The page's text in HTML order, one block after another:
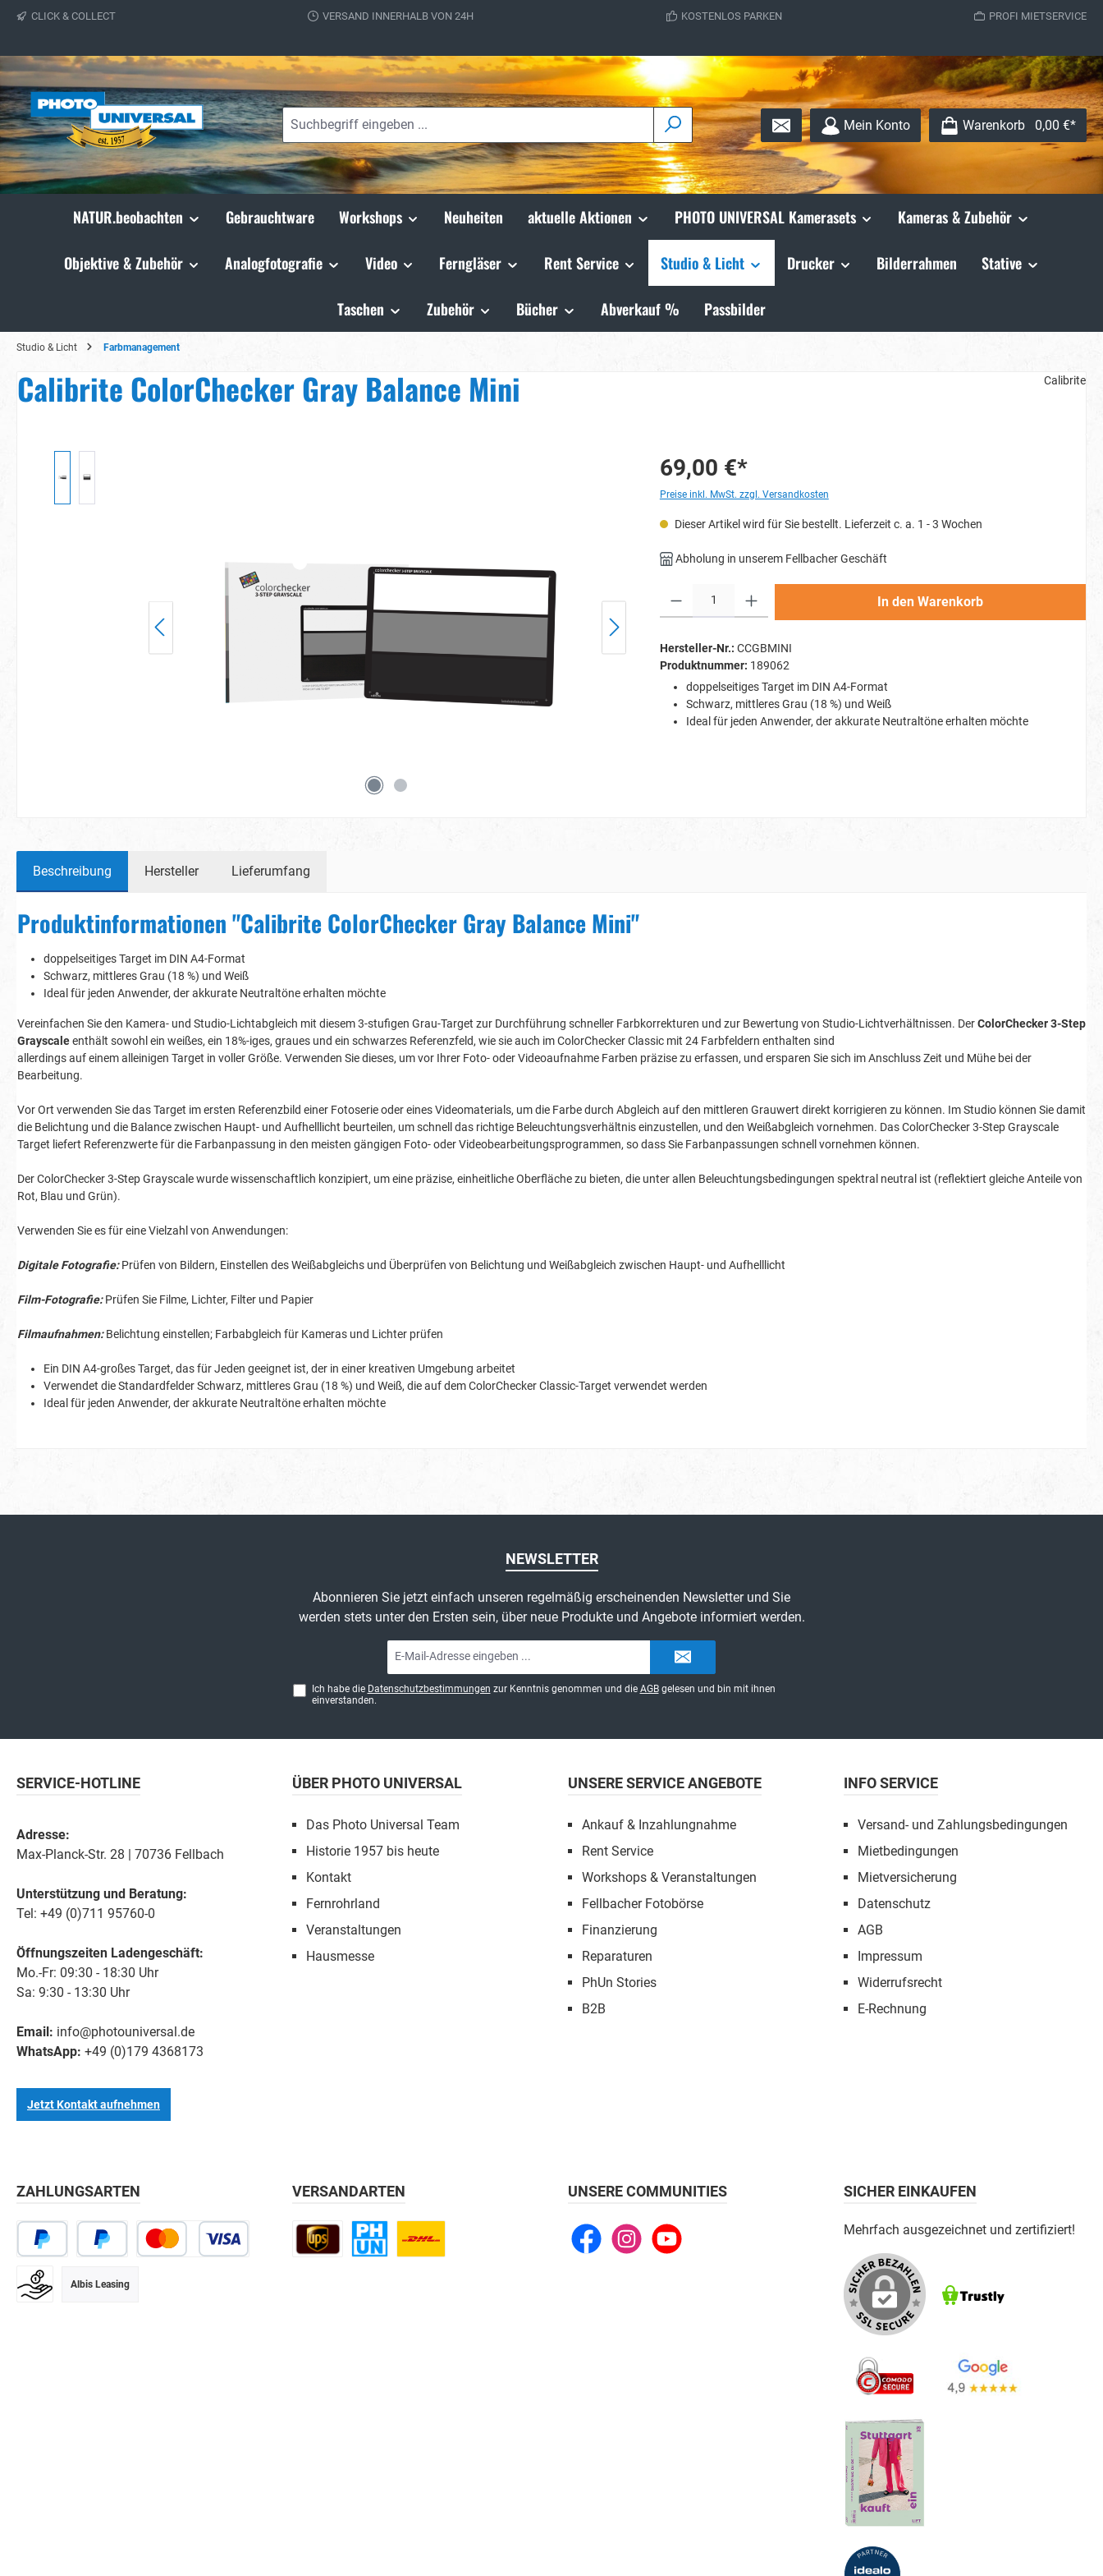
Zur Hauptnavigation springen
CLICK & COLLECT VERSAND INNERHALB VON 24H KOSTENLOS PARKEN PROFI MIETSERVICE
Mein Konto Warenkorb 0,00 €*
NATUR.beobachten Gebrauchtware Workshops Neuheiten aktuelle Aktionen PHOTO UNIVERSAL Kamerasets Kameras & Zubehör
Objektive & Zubehör Analogfotografie Video Ferngläser Rent Service Studio & Licht Drucker Bilderrahmen Stative
Taschen Zubehör Bücher Abverkauf % Passbilder
Studio & Licht Farbmanagement
Calibrite ColorChecker Gray Balance Mini Calibrite
69,00 €*
Preise inkl. MwSt. zzgl. Versandkosten
Dieser Artikel wird für Sie bestellt. Lieferzeit c. a. 1 - 3 Wochen
Abholung in unserem Fellbacher Geschäft
In den Warenkorb
Hersteller-Nr.: CCGBMINI
Produktnummer: 189062
doppelseitiges Target im DIN A4-Format
Schwarz, mittleres Grau (18 %) und Weiß
Ideal für jeden Anwender, der akkurate Neutraltöne erhalten möchte
Beschreibung Hersteller Lieferumfang
Produktinformationen "Calibrite ColorChecker Gray Balance Mini"
doppelseitiges Target im DIN A4-Format
Schwarz, mittleres Grau (18 %) und Weiß
Ideal für jeden Anwender, der akkurate Neutraltöne erhalten möchte
Vereinfachen Sie den Kamera- und Studio-Lichtabgleich mit diesem 3-stufigen Grau-Target zur Durchführung schneller Farbkorrekturen und zur Bewertung von Studio-Lichtverhältnissen. DerColorChecker 3-Step
Grayscaleenthält sowohl ein weißes, ein 18%-iges, graues und ein schwarzes Referenzfeld, wie sie auch im ColorChecker Classic mit 24 Farbfeldern enthalten sind
allerdings auf einem alleinigen Target in voller Größe. Verwenden Sie dieses, um vor Ihrer Foto- oder Videoaufnahme Farben präzise zu erfassen, und ersparen Sie sich im Anschluss Zeit und Mühe bei der
Bearbeitung.
Vor Ort verwenden Sie das Target im ersten Referenzbild einer Fotoserie oder eines Videomaterials, um die Farbe durch Abgleich auf den mittleren Grauwert direkt korrigieren zu können. Im Studio können Sie damit
die Belichtung und die Balance zwischen Haupt- und Aufhelllicht beurteilen, um schnell das richtige Beleuchtungsverhältnis einzustellen, und den Weißabgleich vornehmen. Das ColorChecker 3-Step Grayscale
Target liefert Referenzwerte für die Farbanpassung in den meisten gängigen Foto- oder Videobearbeitungsprogrammen, so dass Sie Farbanpassungen schnell vornehmen können.
Der ColorChecker 3-Step Grayscale wurde wissenschaftlich konzipiert, um eine präzise, einheitliche Oberfläche zu bieten, die unter allen Beleuchtungsbedingungen spektral neutral ist (reflektiert gleiche Anteile von
Rot, Blau und Grün).
Verwenden Sie es für eine Vielzahl von Anwendungen:
Digitale Fotografie:Prüfen von Bildern, Einstellen des Weißabgleichs und Überprüfen von Belichtung und Weißabgleich zwischen Haupt- und Aufhelllicht
Film-Fotografie:Prüfen Sie Filme, Lichter, Filter und Papier
Filmaufnahmen:Belichtung einstellen; Farbabgleich für Kameras und Lichter prüfen
Ein DIN A4-großes Target, das für Jeden geeignet ist, der in einer kreativen Umgebung arbeitet
Verwendet die Standardfelder Schwarz, mittleres Grau (18 %) und Weiß, die auf dem ColorChecker Classic-Target verwendet werden
Ideal für jeden Anwender, der akkurate Neutraltöne erhalten möchte
NEWSLETTER
Abonnieren Sie jetzt einfach unseren regelmäßig erscheinenden Newsletter und Sie
werden stets unter den Ersten sein, über neue Produkte und Angebote informiert werden.
Mail-
Adresse*
Ich habe die Datenschutzbestimmungen zur Kenntnis genommen und die AGBgelesen und bin mit ihnen
einverstanden.
SERVICE-HOTLINE
Adresse:
Max-Planck-Str. 28 | 70736 Fellbach
Unterstützung und Beratung:
Tel: +49 (0)711 95760-0
Öffnungszeiten Ladengeschäft:
Mo.-Fr: 09:30 - 18:30 Uhr
Sa: 9:30 - 13:30 Uhr
Email: info@photouniversal.de
WhatsApp: +49 (0)179 4368173
Jetzt Kontakt aufnehmen
ÜBER PHOTO UNIVERSAL
Das Photo Universal Team
Historie 1957 bis heute
Kontakt
Fernrohrland
Veranstaltungen
Hausmesse
UNSERE SERVICE ANGEBOTE
Ankauf & Inzahlungnahme
Rent Service
Workshops & Veranstaltungen
Fellbacher Fotobörse
Finanzierung
Reparaturen
PhUn Stories
B2B
INFO SERVICE
Versand- und Zahlungsbedingungen
Mietbedingungen
Mietversicherung
Datenschutz
AGB
Impressum
Widerrufsrecht
E-Rechnung
ZAHLUNGSARTEN
Albis Leasing
VERSANDARTEN UNSERE COMMUNITIES
FacebookInstagramYouTube
SICHER EINKAUFEN
Mehrfach ausgezeichnet und zertifiziert!